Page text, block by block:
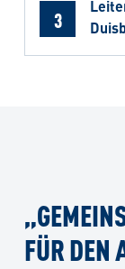
3
FÜR DEN